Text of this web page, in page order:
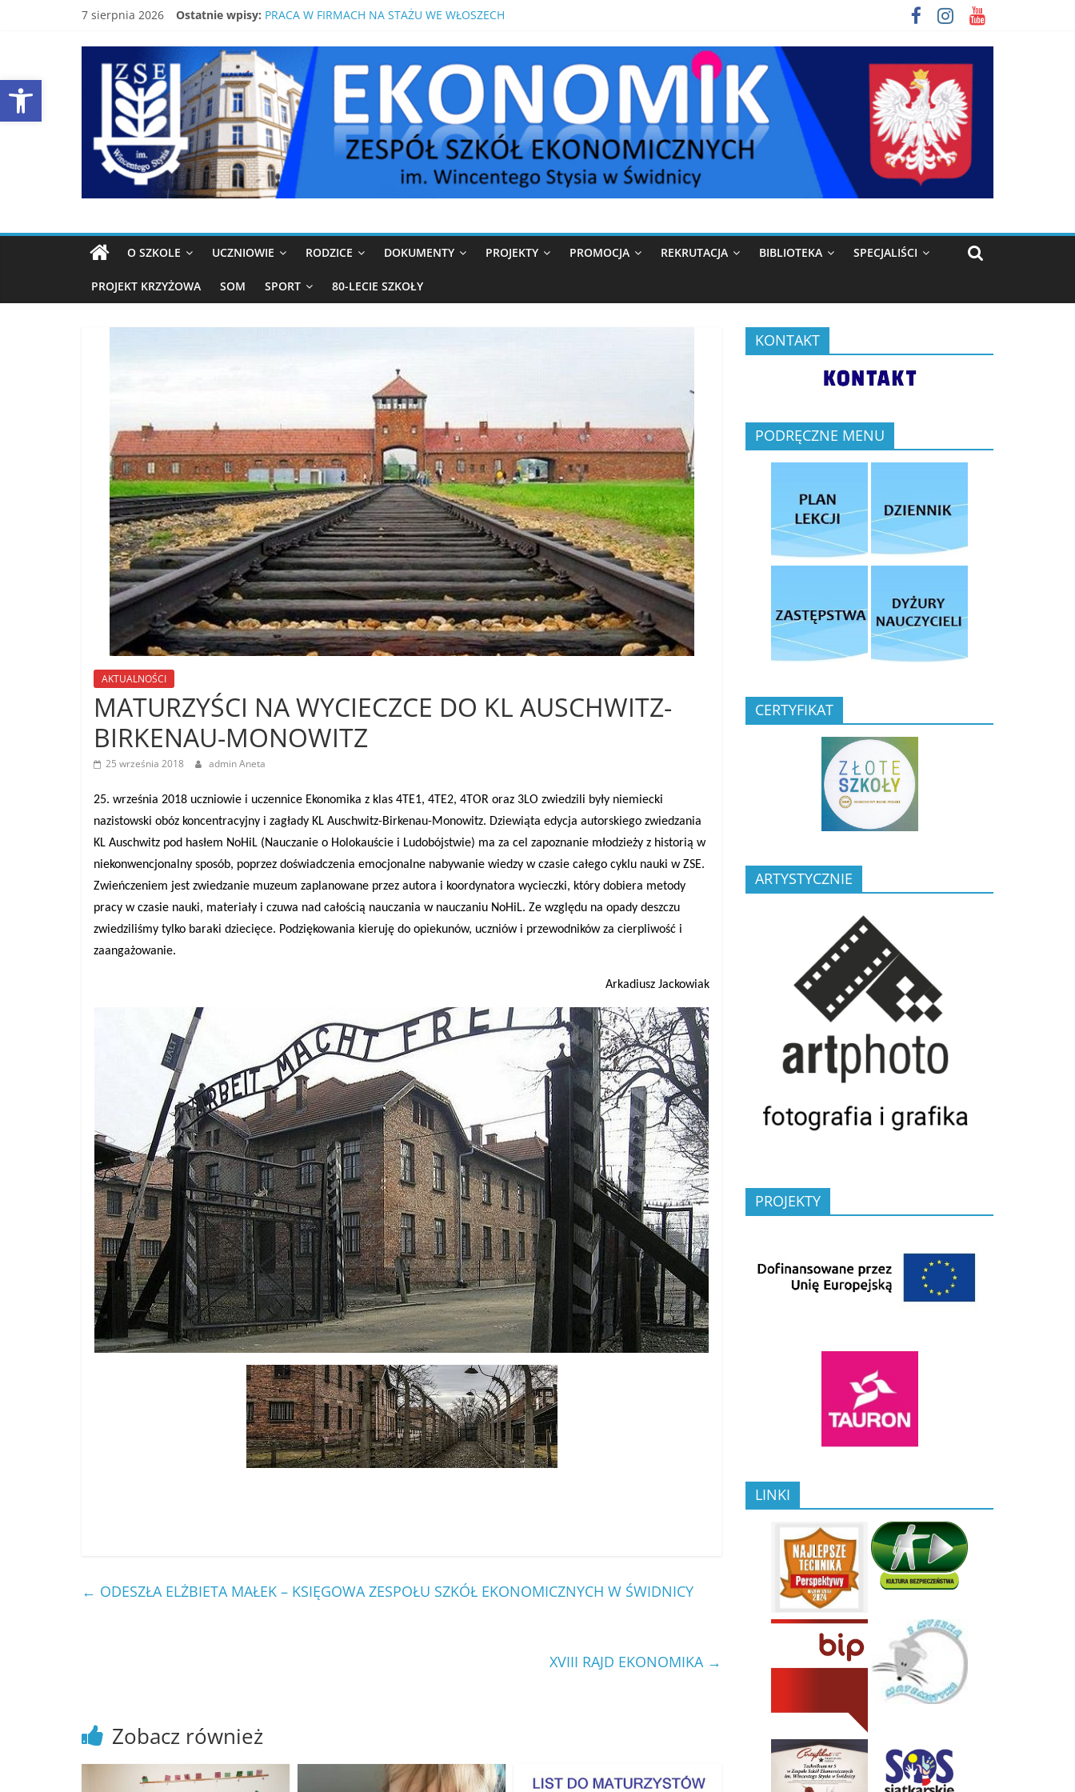
Open toolbar
7 sierpnia 2026 Ostatnie wpisy: PRACA W FIRMACH NA STAŻU WE WŁOSZECH
80-LECIE SZKOŁY
LISTA PODRĘCZNIKÓW W ROKU SZKOLNYM 2026/2027
BEZPŁATNY KURS Z MATEMATYKI PRZED MATURĄ POPRAWKOWĄ
EKONOMIK
ŚWIDNICA
Strona
ZSE
Świdnica
O SZKOLE UCZNIOWIE RODZICE DOKUMENTY PROJEKTY PROMOCJA REKRUTACJA BIBLIOTEKA SPECJALIŚCI
PROJEKT KRZYŻOWA SOM SPORT 80-LECIE SZKOŁY
AKTUALNOŚCI
MATURZYŚCI NA WYCIECZCE DO KL AUSCHWITZ-
BIRKENAU-MONOWITZ
25 września 2018 admin Aneta
25. września 2018 uczniowie i uczennice Ekonomika z klas 4TE1, 4TE2, 4TOR oraz 3LO zwiedzili były niemiecki
nazistowski obóz koncentracyjny i zagłady KL Auschwitz-Birkenau-Monowitz. Dziewiąta edycja autorskiego zwiedzania
KL Auschwitz pod hasłem NoHiL (Nauczanie o Holokauście i Ludobójstwie) ma za cel zapoznanie młodzieży z historią w
niekonwencjonalny sposób, poprzez doświadczenia emocjonalne nabywanie wiedzy w czasie całego cyklu nauki w ZSE.
Zwieńczeniem jest zwiedzanie muzeum zaplanowane przez autora i koordynatora wycieczki, który dobiera metody
pracy w czasie nauki, materiały i czuwa nad całością nauczania w nauczaniu NoHiL. Ze względu na opady deszczu
zwiedziliśmy tylko baraki dziecięce. Podziękowania kieruję do opiekunów, uczniów i przewodników za cierpliwość i
zaangażowanie.
Arkadiusz Jackowiak
← ODESZŁA ELŻBIETA MAŁEK – KSIĘGOWA ZESPOŁU SZKÓŁ EKONOMICZNYCH W ŚWIDNICY
XVIII RAJD EKONOMIKA →
Zobacz również
KONTAKT
PODRĘCZNE MENU
CERTYFIKAT
ARTYSTYCZNIE
PROJEKTY
LINKI